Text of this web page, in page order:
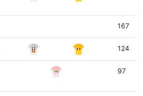
167
124
97